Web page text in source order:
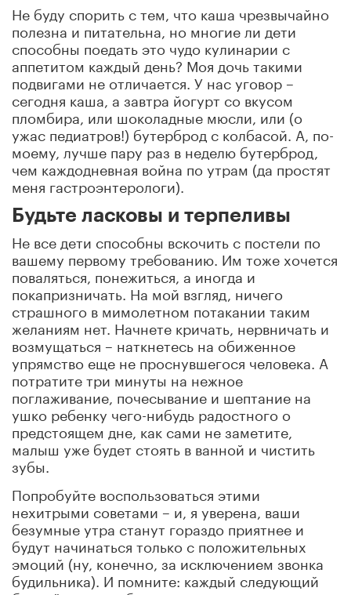
Не буду спорить с тем, что каша чрезвычайно
полезна и питательна, но многие ли дети
способны поедать это чудо кулинарии с
аппетитом каждый день? Моя дочь такими
подвигами не отличается. У нас уговор –
сегодня каша, а завтра йогурт со вкусом
пломбира, или шоколадные мюсли, или (о
ужас педиатров!) бутерброд с колбасой. А, по-
моему, лучше пару раз в неделю бутерброд,
чем каждодневная война по утрам (да простят
меня гастроэнтерологи).
Будьте ласковы и терпеливы
Не все дети способны вскочить с постели по
вашему первому требованию. Им тоже хочется
поваляться, понежиться, а иногда и
покапризничать. На мой взгляд, ничего
страшного в мимолетном потакании таким
желаниям нет. Начнете кричать, нервничать и
возмущаться – наткнетесь на обиженное
упрямство еще не проснувшегося человека. А
потратите три минуты на нежное
поглаживание, почесывание и шептание на
ушко ребенку чего-нибудь радостного о
предстоящем дне, как сами не заметите,
малыш уже будет стоять в ванной и чистить
зубы.
Попробуйте воспользоваться этими
нехитрыми советами – и, я уверена, ваши
безумные утра станут гораздо приятнее и
будут начинаться только с положительных
эмоций (ну, конечно, за исключением звонка
будильника). И помните: каждый следующий